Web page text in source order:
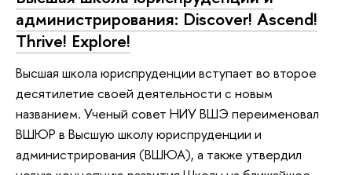
администрирования: Discover! Ascend!
Thrive! Explore!
Высшая школа юриспруденции вступает во второе
десятилетие своей деятельности с новым
названием. Ученый совет НИУ ВШЭ переименовал
ВШЮР в Высшую школу юриспруденции и
администрирования (ВШЮА), а также утвердил